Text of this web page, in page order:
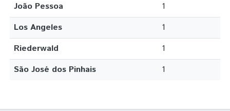
João Pessoa
1
Los Angeles
1
Riederwald
1
São José dos Pinhais
1